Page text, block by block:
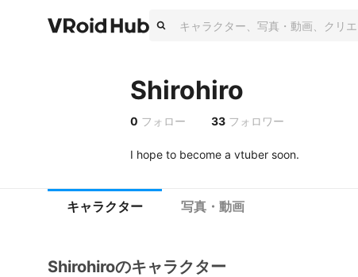
Shirohiro
0 フォロー 33 フォロワー
I hope to become a vtuber soon.
キャラクター 写真・動画
Shirohiroのキャラクター